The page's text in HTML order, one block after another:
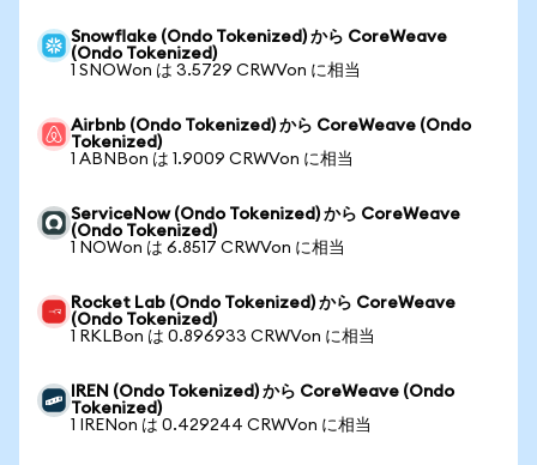
Snowflake (Ondo Tokenized) から CoreWeave
(Ondo Tokenized)
1 SNOWon は 3.5729 CRWVon に相当
Airbnb (Ondo Tokenized) から CoreWeave (Ondo
Tokenized)
1 ABNBon は 1.9009 CRWVon に相当
ServiceNow (Ondo Tokenized) から CoreWeave
(Ondo Tokenized)
1 NOWon は 6.8517 CRWVon に相当
Rocket Lab (Ondo Tokenized) から CoreWeave
(Ondo Tokenized)
1 RKLBon は 0.896933 CRWVon に相当
IREN (Ondo Tokenized) から CoreWeave (Ondo
Tokenized)
1 IRENon は 0.429244 CRWVon に相当